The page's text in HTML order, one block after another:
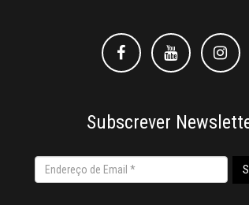
FacebookFacebook
Subscrever